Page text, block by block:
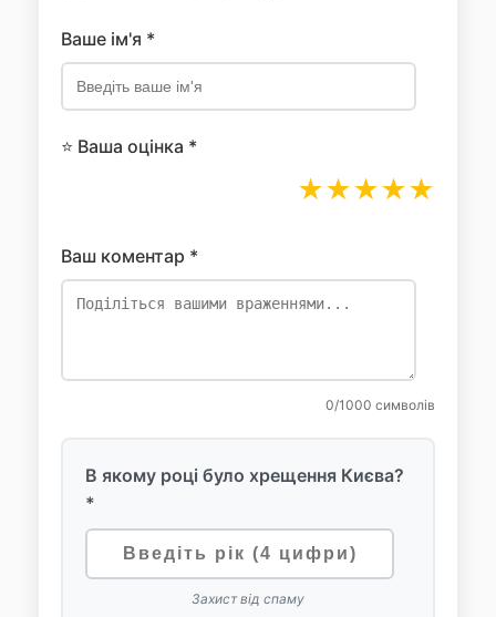
Ваше ім'я *
⭐ Ваша оцінка *
★
★
★
★
★
Ваш коментар *
0/1000 символів
В якому році було хрещення Києва?
*
Захист від спаму